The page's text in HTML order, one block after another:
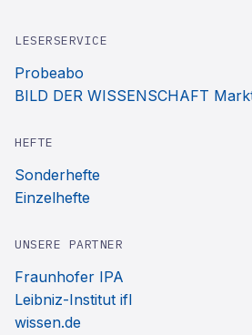
LESERSERVICE
Probeabo
BILD DER WISSENSCHAFT
HEFTE
Sonderhefte
Einzelhefte
UNSERE PARTNER
Fraunhofer IPA
Leibniz-Institut ifl
wissen.de